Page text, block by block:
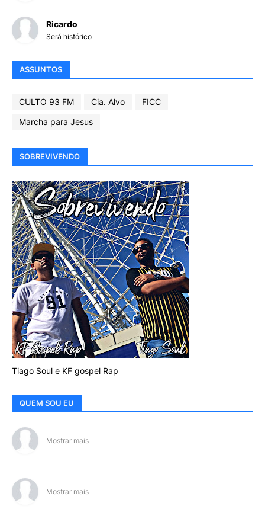
Ricardo
Será histórico
ASSUNTOS
CULTO 93 FM Cia. Alvo
FICC
Marcha para Jesus
SOBREVIVENDO
Tiago Soul e KF gospel Rap
QUEM SOU EU
Mostrar mais
Mostrar mais